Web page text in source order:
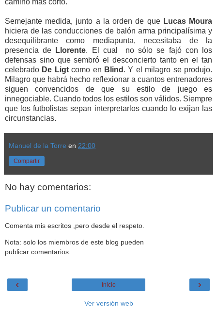
camino más corto.
Semejante medida, junto a la orden de que Lucas Moura
hiciera de las conducciones de balón arma principalísima y
desequilibrante como mediapunta, necesitaba de la
presencia de
Llorente. El cual no sólo se fajó con los
defensas sino que sembró el desconcierto tanto en el tan
celebrado De Ligtcomo en Blind . Y el milagro se produjo.
Milagro que habrá hecho reflexionar a cuantos entrenadores
siguen convencidos de que su estilo de juego es
innegociable. Cuando todos los estilos son válidos. Siempre
que los futbolistas sepan interpretarlos cuando lo exijan las
circunstancias.
Manuel de la Torre en 22:00
Compartir
No hay comentarios:
Publicar un comentario
Comenta mis escritos ,pero desde el respeto.
Nota: solo los miembros de este blog pueden
publicar comentarios.
‹ ›
Inicio
Ver versión web